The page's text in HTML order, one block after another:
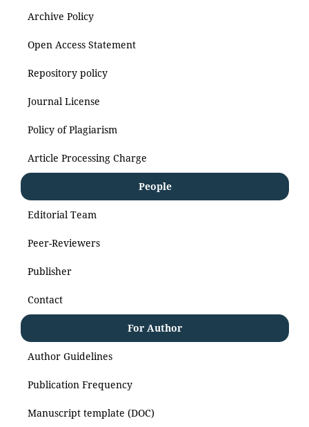
Archive Policy
Open Access Statement
Repository policy
Journal License
Policy of Plagiarism
Article Processing Charge
People
Editorial Team
Peer-Reviewers
Publisher
Contact
For Author
Author Guidelines
Publication Frequency
Manuscript template (DOC)